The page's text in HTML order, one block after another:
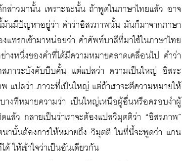
ล่าวมานั้น เพราะฉะนั้น ถ้าพูดในภาษาไทยแล้ว อาจ
นมีปัญหาอยู่ว่า คำว่าอิสรภาพนั้น มันก็มาจากภาษา
ทรกเข้ามาหน่อยว่า คำศัพท์บาลีที่มาใช้ในภาษาไทย
หนึ่งของคำที่ได้มีความหมายคลาดเคลื่อนไป คำว่า
ภาวะบังคับบีบคั้น แต่แปลว่า ความเป็นใหญ่ อิสระ
แปลว่า ภาวะที่เป็นใหญ่ แต่ถ้าเราจะตีความหมายให้
ทีหมายความว่า เป็นใหญ่เหนือผู้อื่นหรือครอบงำผู้
ล้ว กลายเป็นว่าเราจะต้องแปลวิมุตติว่า “อิสรภาพ”
นานั้นต้องการให้หมายถึง วิมุตติ ในที่นี้จะพูดว่า แกน
ให้เข้าใจว่าเป็นอันเดียวกัน